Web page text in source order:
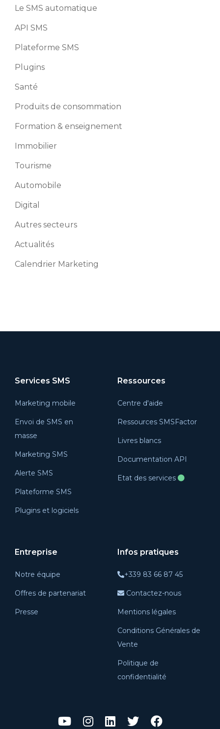
Le SMS automatique
API SMS
Plateforme SMS
Plugins
Santé
Produits de consommation
Formation & enseignement
Immobilier
Tourisme
Automobile
Digital
Autres secteurs
Actualités
Calendrier Marketing
Services SMS
Marketing mobile
Envoi de SMS en
masse
Marketing SMS
Alerte SMS
Plateforme SMS
Plugins et logiciels
Ressources
Centre d'aide
Ressources SMSFactor
Livres blancs
Documentation API
Etat des services
Entreprise
Notre équipe
Offres de partenariat
Presse
Infos pratiques
+339 83 66 87 45
Contactez-nous
Mentions légales
Conditions Générales de
Vente
Politique de
confidentialité